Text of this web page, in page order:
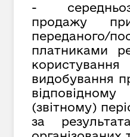
-
продажу
переданого/
платниками
видобування
(звітному)
за